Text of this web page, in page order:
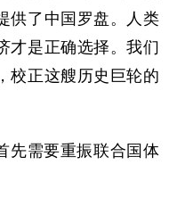
供了中国罗盘。人类
才是正确选择。我们
校正这艘历史巨轮的
先需要重振联合国体